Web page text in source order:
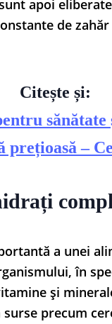
apoi
de
Citește și:
sănătate
prețioasă –
a unei
în
și
precum